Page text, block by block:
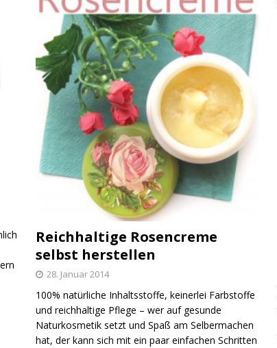
Reichhaltige Rosencreme
selbst herstellen
28. Januar 2014
100% natürliche Inhaltsstoffe, keinerlei Farbstoffe
und reichhaltige Pflege – wer auf gesunde
Naturkosmetik setzt und Spaß am Selbermachen
hat, der kann sich mit ein paar einfachen Schritten